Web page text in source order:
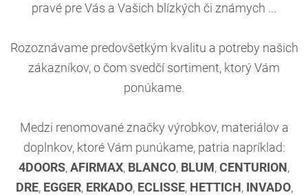
pravé pre Vás a Vašich blízkých či známych ...
Rozoznávame predovšetkým kvalitu a potreby našich
zákazníkov, o čom svedčí sortiment, ktorý Vám
ponúkame.
Medzi renomované značky výrobkov, materiálov a
doplnkov, ktoré Vám punúkame, patria napríklad:
4DOORS, AFIRMAX, BLANCO, BLUM, CENTURION,
DRE, EGGER, ERKADO, ECLISSE, HETTICH, INVADO,